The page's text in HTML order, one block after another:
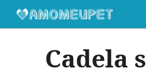
Cadela